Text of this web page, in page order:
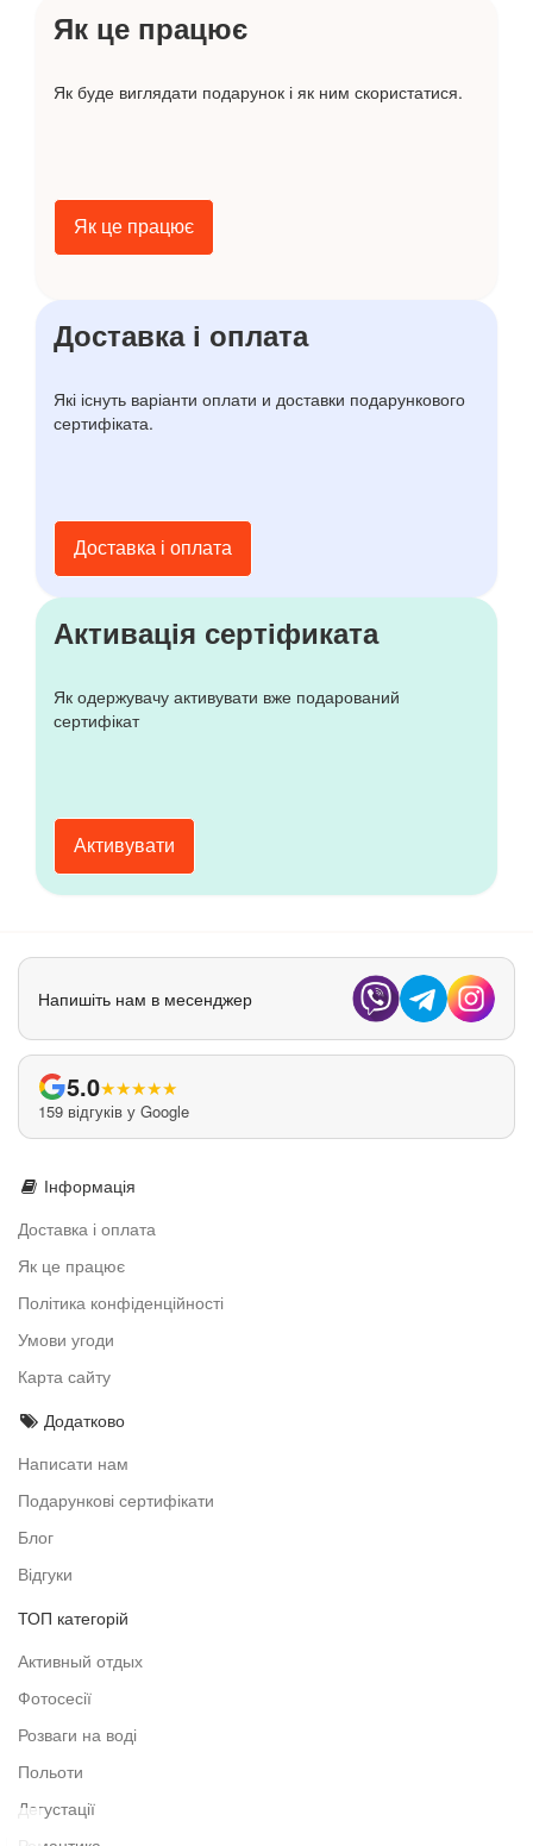
Як це працює
Як буде виглядати подарунок і як ним скористатися.
Як це працює
Доставка і оплата
Які існуть варіанти оплати и доставки подарункового
сертифіката.
Доставка і оплата
Активація сертіфиката
Як одержувачу активувати вже подарований
сертифікат
Активувати
Напишіть нам в месенджер
5.0★★★★★
159 відгуків у Google
Інформація
Доставка і оплата
Як це працює
Політика конфіденційності
Умови угоди
Карта сайту
Додатково
Написати нам
Подарункові сертифікати
Блог
Відгуки
ТОП категорій
Активный отдых
Фотосесії
Розваги на воді
Польоти
Дегустації